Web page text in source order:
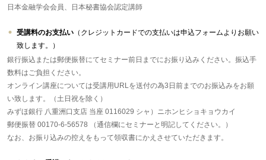
日本金融学会会員、日本秘書協会認定講師
受講料のお支払い （クレジットカードでの支払いは申込フォームよりお願い
致します。）
銀行振込または郵便振替にてセミナー前日までにお振り込みください。振込手
数料はご負担ください。
オンライン講座については受講用URLを送付の為3日前までのお振込みをお願
い致します。（土日祝を除く）
みずほ銀行 八重洲口支店 当座 0116029 シャ）ニホンヒショキョウカイ
郵便振替 00170-6-56578 （通信欄にセミナーと明記してください。）
なお、お振り込みの控えをもって領収書にかえさせていただきます。